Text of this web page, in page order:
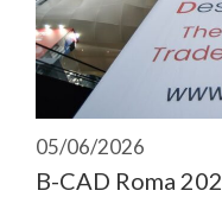
05/06/2026
B-CAD Roma